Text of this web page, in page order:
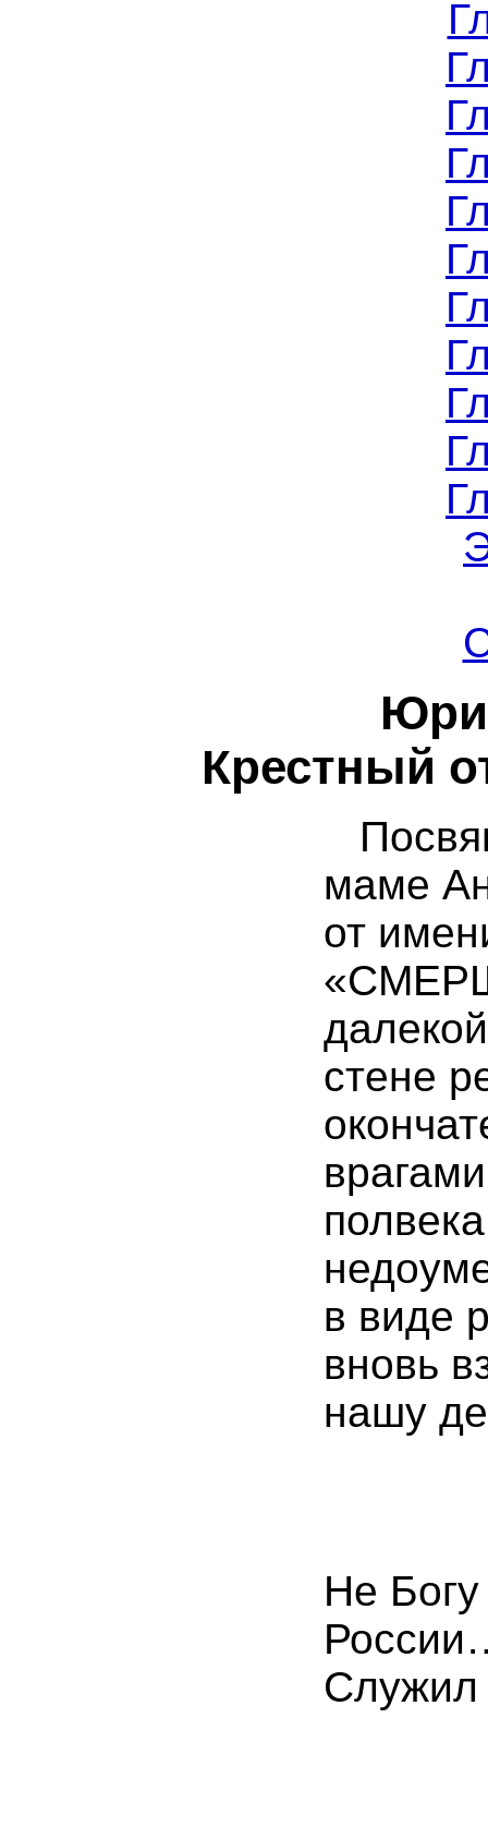
Крестный
маме
от
стене
в виде
вновь
нашу
Не
Служил